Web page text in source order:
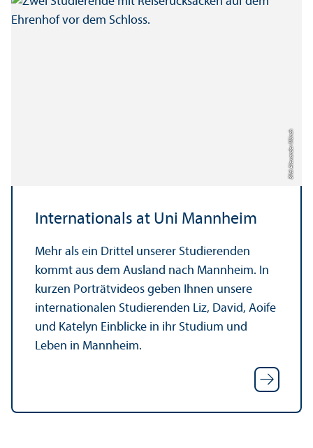
Bild: Alexander Münch
Internationals at Uni Mannheim
Mehr als ein Drittel unserer Studierenden
kommt aus dem Ausland nach Mannheim. In
kurzen Porträtvideos geben Ihnen unsere
internationalen Studierenden Liz, David, Aoife
und Katelyn Einblicke in ihr Studium und
Leben in Mannheim.